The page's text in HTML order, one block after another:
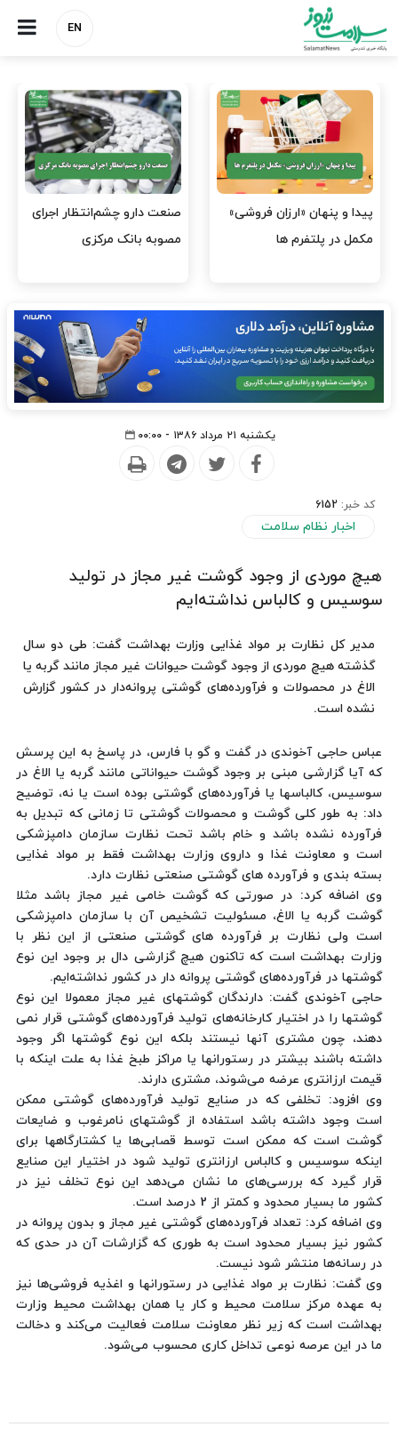
EN
هشدار کانون هموفیلی ایران:
۴ هزار بیمار ۸ ماه است
نسخه وزارت بهداشت برای
مهار پزشک‌نماهای
یکشنبه ۲۱ مرداد ۱۳۸۶ - ۰۰:۰۰
کد خبر: 6152
اخبار نظام سلامت
هیچ موردی از وجود گوشت غیر مجاز در تولید
سوسیس و كالباس نداشته‌ایم
مدیر كل نظارت بر مواد غذایی وزارت بهداشت گفت: طی دو سال
گذشته هیچ موردی از وجود گوشت حیوانات غیر مجاز مانند گربه یا
الاغ در محصولات و فرآورده‌های گوشتی پروانه‌دار در كشور گزارش
نشده است.
عباس حاجی آخوندی در گفت و گو با فارس، در پاسخ به این پرسش
كه آیا گزارشی مبنی بر وجود گوشت حیواناتی مانند گربه یا الاغ در
سوسیس، كالباسها یا فرآورده‌های گوشتی بوده است یا نه، توضیح
داد: به طور كلی گوشت و محصولات گوشتی تا زمانی كه تبدیل به
فرآورده نشده باشد و خام باشد تحت نظارت سازمان دامپزشكی
است و معاونت غذا و داروی وزارت بهداشت فقط بر مواد غذایی
بسته بندی و فرآورده های گوشتی صنعتی نظارت دارد.
وی اضافه كرد: در صورتی كه گوشت خامی غیر مجاز باشد مثلا
گوشت گربه یا الاغ، مسئولیت تشخیص آن با سازمان دامپزشكی
است ولی نظارت بر فرآورده های گوشتی صنعتی از این نظر با
وزارت بهداشت است كه تاكنون هیچ گزارشی دال بر وجود این نوع
گوشتها در فرآورده‌های گوشتی پروانه دار در كشور نداشته‌ایم.
حاجی آخوندی گفت: دارندگان گوشتهای غیر مجاز معمولا این نوع
گوشتها را در اختیار كارخانه‌های تولید فرآورده‌های گوشتی قرار نمی
دهند، چون مشتری آنها نیستند بلكه این نوع گوشتها اگر وجود
داشته باشند بیشتر در رستورانها یا مراكز طبخ غذا به علت اینكه با
قیمت ارزانتری عرضه می‌شوند، مشتری دارند.
وی افزود:‌ تخلفی كه در صنایع تولید فرآورده‌های گوشتی ممكن
است وجود داشته باشد استفاده از گوشتهای نامرغوب و ضایعات
گوشت است كه ممكن است توسط قصابی‌ها یا كشتارگاهها برای
اینكه سوسیس و كالباس ارزانتری تولید شود در اختیار این صنایع
قرار گیرد كه بررسی‌های ما نشان می‌دهد این نوع تخلف نیز در
كشور ما بسیار محدود و كمتر از 2 درصد است.
وی اضافه كرد: تعداد فرآورده‌های گوشتی غیر مجاز و بدون پروانه در
كشور نیز بسیار محدود است به طوری كه گزارشات آن در حدی كه
در رسانه‌ها منتشر شود نیست.
وی گفت: نظارت بر مواد غذایی در رستورانها و اغذیه فروشی‌ها نیز
به عهده مركز سلامت محیط و كار یا همان بهداشت محیط وزارت
بهداشت است كه زیر نظر معاونت سلامت فعالیت می‌كند و دخالت
ما در این عرصه نوعی تداخل كاری محسوب می‌شود.